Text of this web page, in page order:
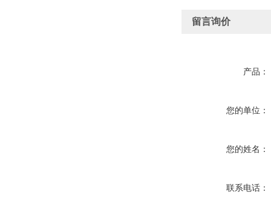
留言询价
产品：
您的单位：
您的姓名：
联系电话：